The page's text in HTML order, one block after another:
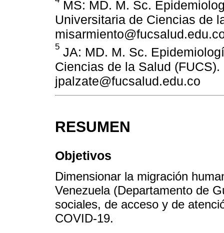
MS: MD. M. Sc.
Universitaria de Ciencias de
5 JA: MD. M. Sc.
Ciencias de la Salud
jpalzate@fucsalud.edu.co
RESUMEN
Objetivos
Dimensionar la migración
Venezuela (Departamento de
sociales, de acceso y de
COVID-19.